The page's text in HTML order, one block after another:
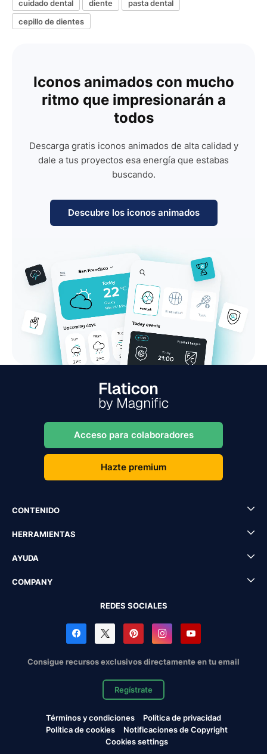
cuidado dental
diente
pasta dental
cepillo de dientes
Iconos animados con mucho
ritmo que impresionarán a
todos
Descarga gratis iconos animados de alta calidad y
dale a tus proyectos esa energía que estabas
buscando.
Descubre los iconos animados
Acceso para colaboradores
Hazte premium
CONTENIDO
HERRAMIENTAS
AYUDA
COMPANY
REDES SOCIALES
Consigue recursos exclusivos directamente en tu email
Regístrate
Términos y condiciones
Política de privacidad
Política de cookies
Notificaciones de Copyright
Cookies settings